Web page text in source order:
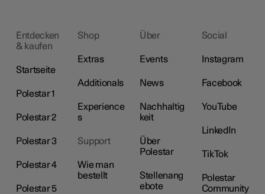
Entdecken
& kaufen
Startseite
Polestar 1
Polestar 2
Polestar 3
Polestar 4
Polestar 5
Shop
Extras
Additionals
Experience
s
Support
Wie man
bestellt
Über
Events
News
Nachhaltig
keit
Über
Polestar
Stellenang
ebote
Social
Instagram
Facebook
YouTube
LinkedIn
TikTok
Polestar
Community